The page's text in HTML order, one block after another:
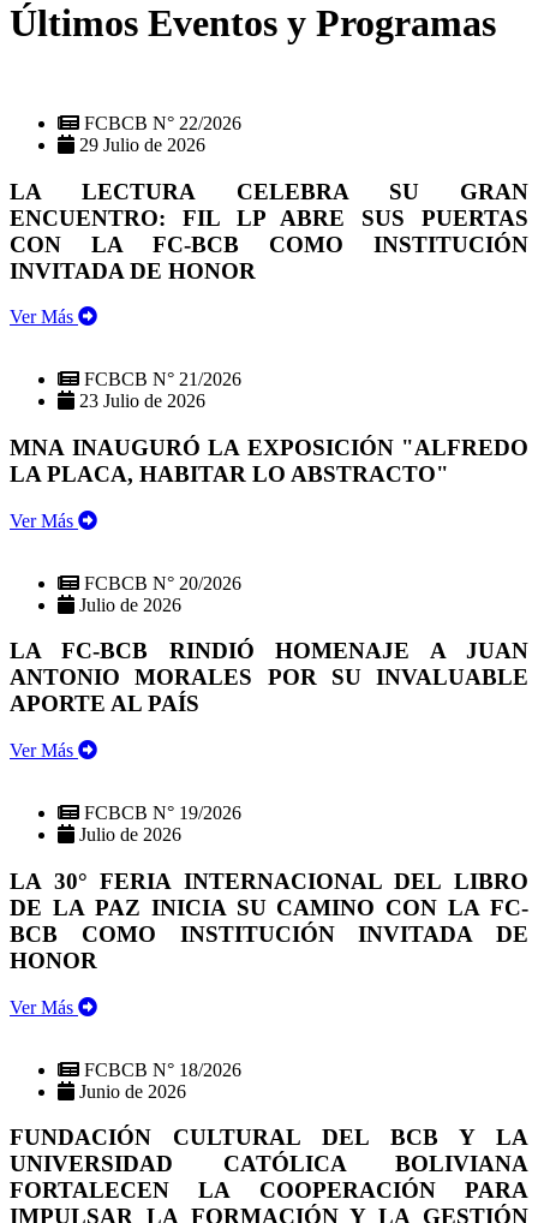
Últimos Eventos y Programas
FCBCB N° 22/2026
29 Julio de 2026
LA LECTURA CELEBRA SU GRAN
ENCUENTRO: FIL LP ABRE SUS PUERTAS
CON LA FC-BCB COMO INSTITUCIÓN
INVITADA DE HONOR
Ver Más
FCBCB N° 21/2026
23 Julio de 2026
MNA INAUGURÓ LA EXPOSICIÓN "ALFREDO
LA PLACA, HABITAR LO ABSTRACTO"
Ver Más
FCBCB N° 20/2026
Julio de 2026
LA FC-BCB RINDIÓ HOMENAJE A JUAN
ANTONIO MORALES POR SU INVALUABLE
APORTE AL PAÍS
Ver Más
FCBCB N° 19/2026
Julio de 2026
LA 30° FERIA INTERNACIONAL DEL LIBRO
DE LA PAZ INICIA SU CAMINO CON LA FC-
BCB COMO INSTITUCIÓN INVITADA DE
HONOR
Ver Más
FCBCB N° 18/2026
Junio de 2026
FUNDACIÓN CULTURAL DEL BCB Y LA
UNIVERSIDAD CATÓLICA BOLIVIANA
FORTALECEN LA COOPERACIÓN PARA
IMPULSAR LA FORMACIÓN Y LA GESTIÓN